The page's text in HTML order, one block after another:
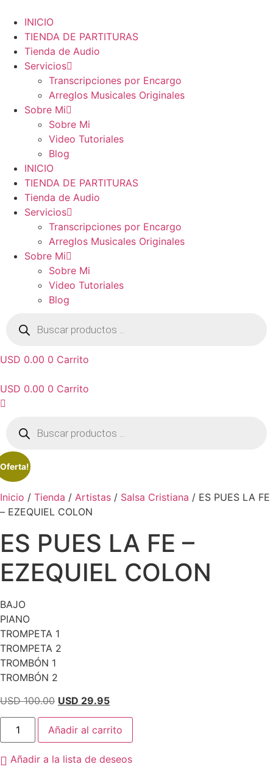
contenido
INICIO
TIENDA DE PARTITURAS
Tienda de Audio
Servicios
Transcripciones por Encargo
Arreglos Musicales Originales
Sobre Mi
Sobre Mi
Video Tutoriales
Blog
INICIO
TIENDA DE PARTITURAS
Tienda de Audio
Servicios
Transcripciones por Encargo
Arreglos Musicales Originales
Sobre Mi
Sobre Mi
Video Tutoriales
Blog
productos
USD 0.00 0 Carrito
USD 0.00 0 Carrito
productos
Inicio / Tienda / Artistas / Salsa Cristiana / ES PUES LA FE
– EZEQUIEL COLON
ES PUES LA FE –
EZEQUIEL COLON
BAJO
PIANO
TROMPETA 1
TROMPETA 2
TROMBÓN 1
TROMBÓN 2
USD 100.00 El
precio
original
era:
USD
USD 29.95El
precio
actual
es:
USD
ES
PUES
LA
-
Añadir al carrito
Añadir a la lista de deseos